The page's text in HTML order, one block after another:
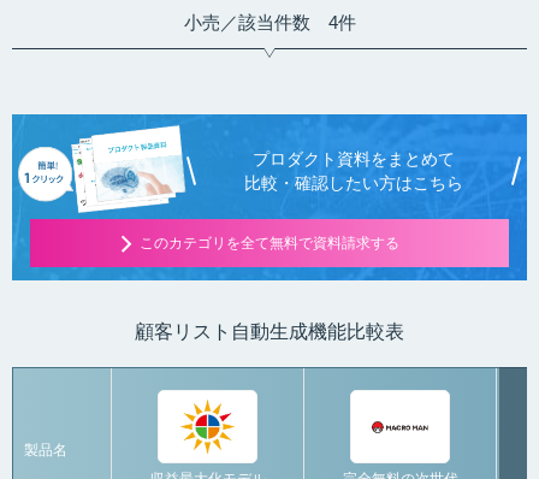
小売／該当件数 4件
プロダクト資料をまとめて
比較・確認したい方はこちら
このカテゴリを全て無料で資料請求する
顧客リスト自動生成機能比較表
製品名